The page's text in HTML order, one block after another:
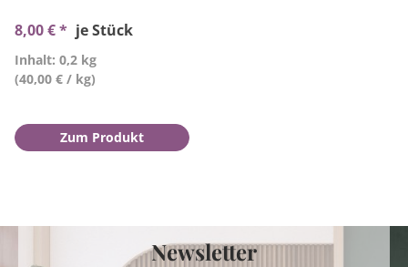
8,00 € * je Stück
Inhalt: 0,2 kg
(40,00 € / kg)
Zum Produkt
Newsletter